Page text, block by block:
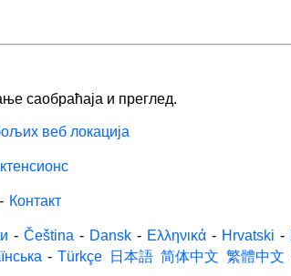
саобраћаја и преглед.
веб локација
- Контакт
- Čeština - Dansk - Ελληνικά - Hrvatski -
- Türkçe 日本語 简体中文 繁體中文